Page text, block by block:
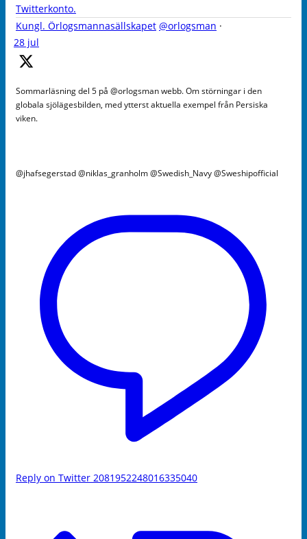
Twitterkonto.
Kungl. Örlogsmannasällskapet @orlogsman ·
28 jul
Sommarläsning del 5 på @orlogsman webb. Om störningar i den
globala sjölägesbilden, med ytterst aktuella exempel från Persiska
viken.
@jhafsegerstad @niklas_granholm @Swedish_Navy @Sweshipofficial
Reply on Twitter 2081952248016335040